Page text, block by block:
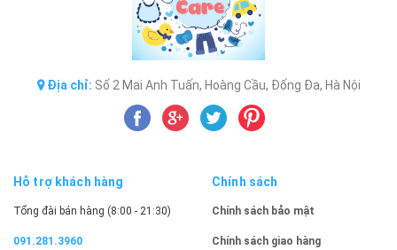
Địa chỉ: Số 2 Mai Anh Tuấn, Hoàng Cầu, Đống Đa, Hà Nội
Hỗ trợ khách hàng
Tổng đài bán hàng (8:00 - 21:30)
091.281.3960
Chính sách
Chính sách bảo mật
Chính sách giao hàng